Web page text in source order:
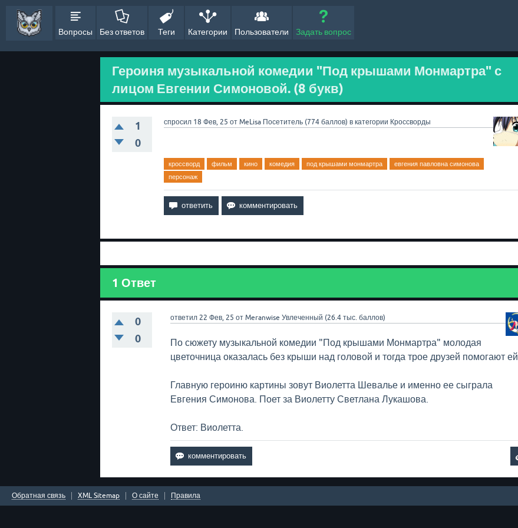
Вопросы Без ответов Теги Категории Пользователи Задать вопрос
Героиня музыкальной комедии "Под крышами Монмартра" с
лицом Евгении Симоновой. (8 букв)
1
0
спросил 18 Фев, 25 от MeLisa Посетитель (774 баллов) в категории Кроссворды
кроссворд фильм кино комедия под крышами монмартра
евгения павловна симонова
персонаж
1 Ответ
0
0
ответил 22 Фев, 25 отMeranwise Увлеченный (26.4 тыс. баллов)
По сюжету музыкальной комедии "Под крышами Монмартра" молодая
цветочница оказалась без крыши над головой и тогда трое друзей помогают ей.
Главную героиню картины зовут Виолетта Шевалье и именно ее сыграла
Евгения Симонова. Поет за Виолетту Светлана Лукашова.
Ответ: Виолетта.
Обратная связь XML Sitemap О сайте Правила